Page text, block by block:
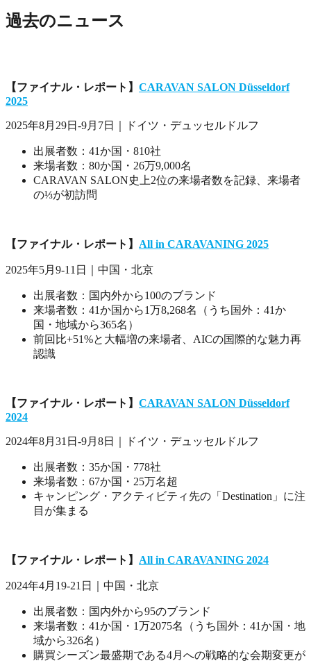
過去のニュース
【ファイナル・レポート】 CARAVAN SALON Düsseldorf
2025
2025年8月29日-9月7日｜ドイツ・デュッセルドルフ
出展者数：41か国・810社
来場者数：80か国・26万9,000名
CARAVAN SALON史上2位の来場者数を記録、来場者
の⅓が初訪問
【ファイナル・レポート】 All in CARAVANING 2025
2025年5月9-11日｜中国・北京
出展者数：国内外から100のブランド
来場者数：41か国から1万8,268名（うち国外：41か
国・地域から365名）
前回比+51%と大幅増の来場者、AICの国際的な魅力再
認識
【ファイナル・レポート】 CARAVAN SALON Düsseldorf
2024
2024年8月31日-9月8日｜ドイツ・デュッセルドルフ
出展者数：35か国・778社
来場者数：67か国・25万名超
キャンピング・アクティビティ先の「Destination」に注
目が集まる
【ファイナル・レポート】 All in CARAVANING 2024
2024年4月19-21日｜中国・北京
出展者数：国内外から95のブランド
来場者数：41か国・1万2075名（うち国外：41か国・地
域から326名）
購買シーズン最盛期である4月への戦略的な会期変更が